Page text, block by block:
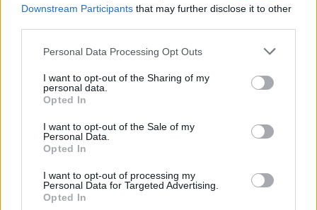
Downstream Participants that may further disclose it to other
Personal Data Processing Opt Outs
I want to opt-out of the Sharing of my
personal data.
Opted In
I want to opt-out of the Sale of my
Personal Data.
Opted In
I want to opt-out of processing my
Personal Data for Targeted Advertising.
Opted In
ΡΟΗ ΕΙΔΗΣΕΩΝ
Δυτική Αττική: Η επόμενη ημέρα μετά τις πυρκαγιές
– Τα έργα Antinero και η «μάχη» πριν από τις
βροχές
08/08/2026 - 14:08